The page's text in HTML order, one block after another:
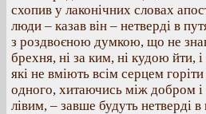
схопив у лаконічних словах
люди – казав він – нетверді в
з роздвоєною думкою, що не
брехня, ні за ким, ні кудою йти,
які не вміють всім серцем
одного, хитаючись між добром
лівим, – завше будуть нетверді